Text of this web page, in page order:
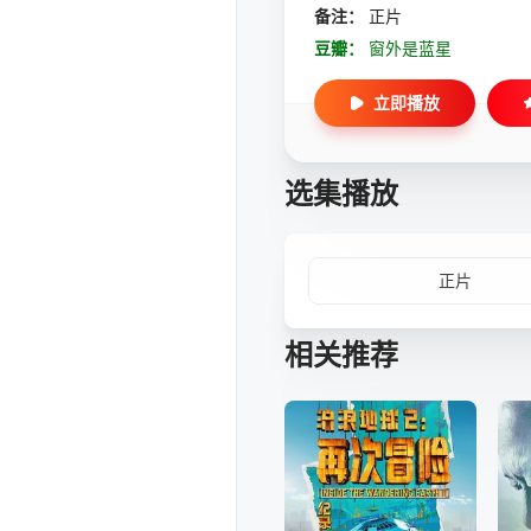
备注：
正片
豆瓣：
窗外是蓝星
立即播放
选集播放
正片
相关推荐